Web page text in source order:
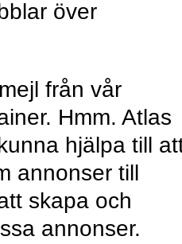
över
från vår
Hmm. Atlas
hjälpa till
annonser till
skapa och
annonser.